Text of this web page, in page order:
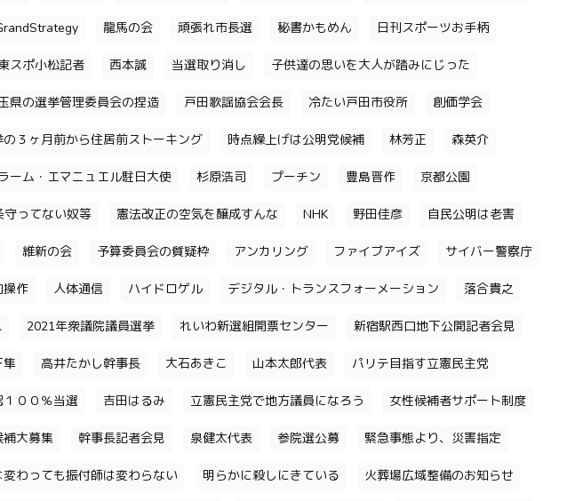
龍馬の会 頑張れ市長選 秘書かもめん 日刊スポーツお手柄
スポ小松記者 西本誠 当選取り消し 子供達の思いを大人が踏みにじった
県の選挙管理委員会の捏造 戸田歌謡協会会長 冷たい戸田市役所 創価学会
の３ヶ月前から住居前ストーキング 時点繰上げは公明党候補 林芳正 森英介
ーム・エマニュエル駐日大使 杉原浩司 プーチン 豊島晋作 京都公園
守ってない奴等 憲法改正の空気を醸成すんな NHK 野田佳彦 自民公明は老害
維新の会 予算委員会の質疑枠 アンカリング ファイブアイズ サイバー警察庁
操作 人体通信 ハイドロゲル デジタル・トランスフォーメーション 落合貴之
2021年衆議院議員選挙 れいわ新選組開票センター 新宿駅西口地下公開記者会見
隼 高井たかし幹事長 大石あきこ 山本太郎代表 パリテ目指す立憲民主党
００％当選 吉田はるみ 立憲民主党で地方議員になろう 女性候補者サポート制度
補大募集 幹事長記者会見 泉健太代表 参院選公募 緊急事態より、災害指定
わっても振付師は変わらない 明らかに殺しにきている 火葬場広域整備のお知らせ